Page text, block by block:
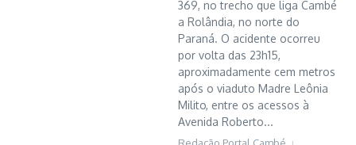
369, no trecho que liga Cambé
a Rolândia, no norte do
Paraná. O acidente ocorreu
por volta das 23h15,
aproximadamente cem metros
após o viaduto Madre Leônia
Milito, entre os acessos à
Avenida Roberto...